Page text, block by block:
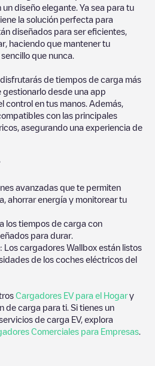
diseño elegante. Ya sea para tu
la solución perfecta para
diseñados para ser eficientes,
haciendo que mantener tu
que nunca.
de tiempos de carga más
desde una app
control en tus manos. Además,
con las principales
asegurando una experiencia de
avanzadas que te permiten
ahorrar energía y monitorear tu
los tiempos de carga con
para durar.
: Los cargadores Wallbox están listos
de los coches eléctricos del
Cargadores EV para el Hogary
de carga para ti. Si tienes un
de carga EV, explora
Comerciales para Empresas